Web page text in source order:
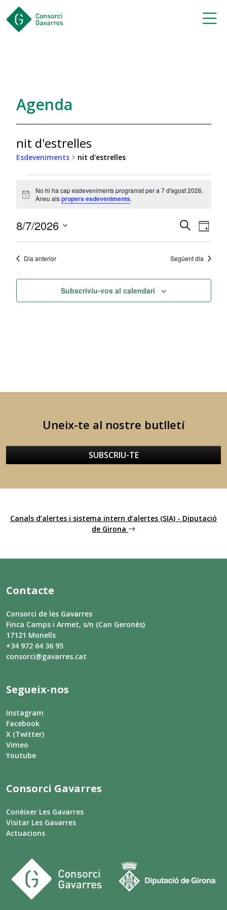
Agenda
nit d'estrelles
Esdeveniments nit d'estrelles
for
d'agost
2026
Notice
No hi ha cap esdeveniments programat per a 7 d'agost 2026.
Aneu alspropers esdeveniments.
visual
i
Cerca
de
Dia
8/7/2026
data.Dia anterior Següent dia
Subscriviu-vos al calendari
Uneix-te al nostre butlletí
SUBSCRIU-TE
Canals d’alertes i sistema intern d’alertes (SIA) - Diputació
de Girona
Contacte
Consorci de les Gavarres
Finca Camps i Armet, s/n (Can Geronès)
17121 Monells
+34 972 64 36 95
consorci@gavarres.cat
Segueix-nos
Instagram
Facebook
X (Twitter)
Vimeo
Youtube
Consorci Gavarres
Conèixer Les Gavarres
Visitar Les Gavarres
Actuacions